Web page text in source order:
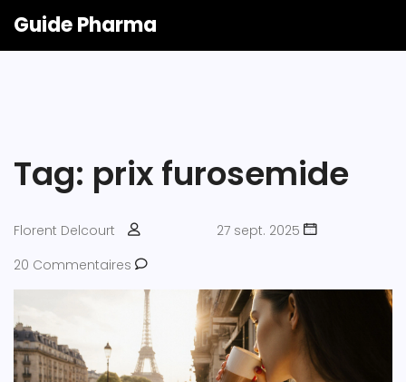
Guide Pharma
Tag: prix furosemide
Florent Delcourt
27 sept. 2025
20 Commentaires